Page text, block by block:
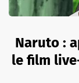
Naruto :
le film